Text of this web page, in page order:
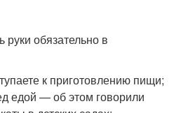
руки обязательно в
к приготовлению пищи;
едой — об этом говорили